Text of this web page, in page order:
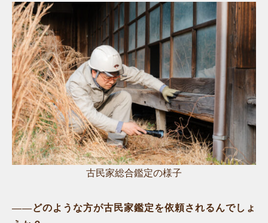
古民家総合鑑定の様子
——どのような方が古民家鑑定を依頼されるんでしょ